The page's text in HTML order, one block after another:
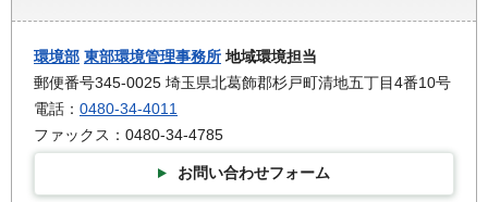
環境部 東部環境管理事務所 地域環境担当
郵便番号345-0025 埼玉県北葛飾郡杉戸町清地五丁目4番10号
電話： 0480-34-4011
ファックス：0480-34-4785
お問い合わせフォーム